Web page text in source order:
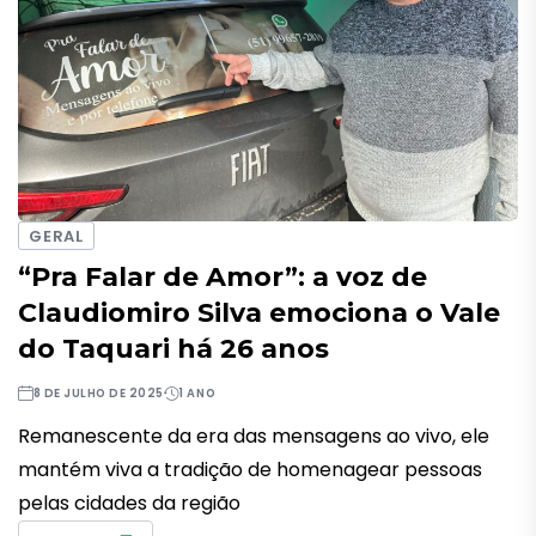
GERAL
“Pra Falar de Amor”: a voz de
Claudiomiro Silva emociona o Vale
do Taquari há 26 anos
8 DE JULHO DE 2025 1 ANO
Remanescente da era das mensagens ao vivo, ele
mantém viva a tradição de homenagear pessoas
pelas cidades da região